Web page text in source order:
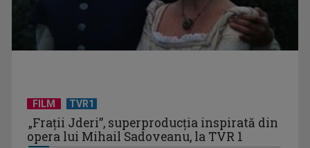
„Spune-mi”, piesa Monicăi Anghel – a patra cea mai votată
în concursul ...
FILM TVR1
„Frații Jderi”, superproducția inspirată din
opera lui Mihail Sadoveanu, la TVR 1